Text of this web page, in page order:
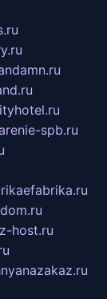
spb.ru
z-host.ru